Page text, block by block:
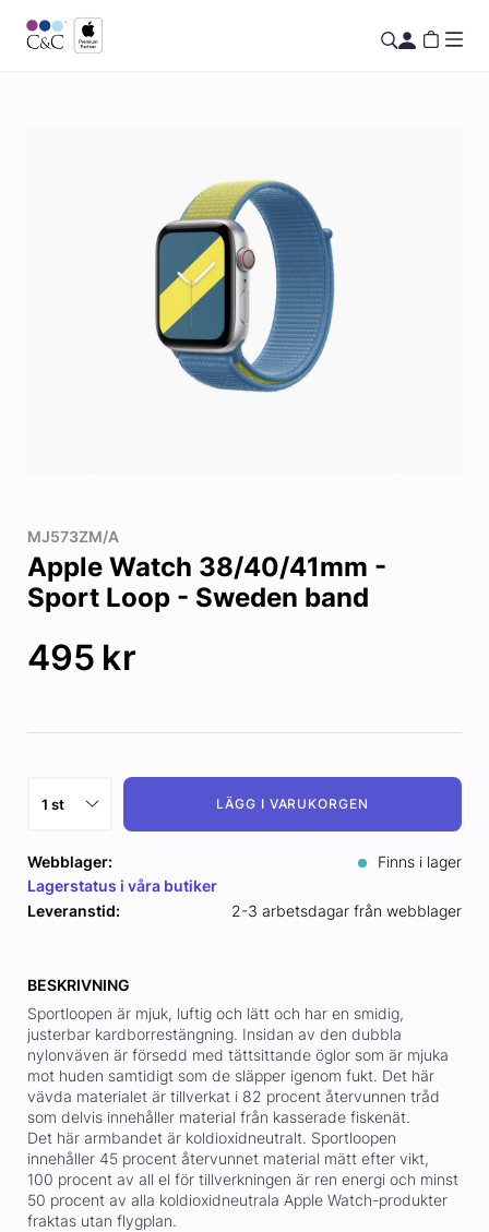
MJ573ZM/A
Apple Watch 38/40/41mm -
Sport Loop - Sweden band
495 kr
LÄGG I VARUKORGEN
Webblager:
Finns i lager
Lagerstatus i våra butiker
Leveranstid:
2-3 arbetsdagar från webblager
BESKRIVNING
Sportloopen är mjuk, luftig och lätt och har en smidig,
justerbar kardborrestängning. Insidan av den dubbla
nylonväven är försedd med tättsittande öglor som är mjuka
mot huden samtidigt som de släpper igenom fukt. Det här
vävda materialet är tillverkat i 82 procent återvunnen tråd
som delvis innehåller material från kasserade fiskenät.
Det här armbandet är koldioxidneutralt. Sportloopen
innehåller 45 procent återvunnet material mätt efter vikt,
100 procent av all el för tillverkningen är ren energi och minst
50 procent av alla koldioxidneutrala Apple Watch-produkter
fraktas utan flygplan.